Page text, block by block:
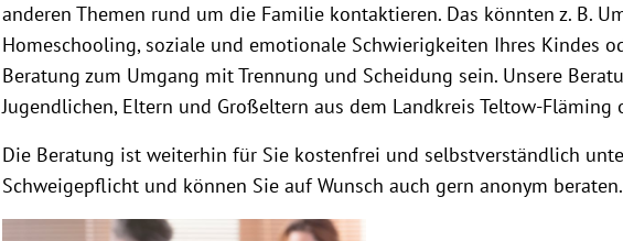
anderen Themen rund um die Familie kontaktieren. Das könnten z. B.
Homeschooling, soziale und emotionale Schwierigkeiten Ihres Kindes
Beratung zum Umgang mit Trennung und Scheidung sein. Unsere
Jugendlichen, Eltern und Großeltern aus dem Landkreis Teltow-Fläming
Die Beratung ist weiterhin für Sie kostenfrei und selbstverständlich
Schweigepflicht und können Sie auf Wunsch auch gern anonym beraten.